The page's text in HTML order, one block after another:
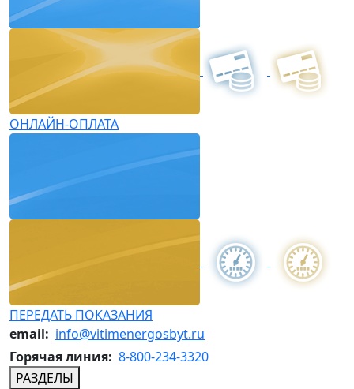
ОНЛАЙН-ОПЛАТА
ПЕРЕДАТЬ ПОКАЗАНИЯ
email: info@vitimenergosbyt.ru
Горячая линия: 8-800-234-3320
РАЗДЕЛЫ